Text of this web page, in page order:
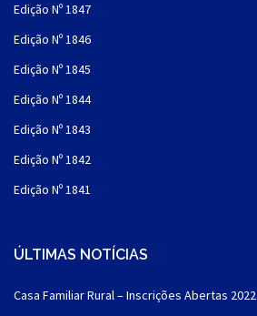
Edição Nº 1847
Edição Nº 1846
Edição Nº 1845
Edição Nº 1844
Edição Nº 1843
Edição Nº 1842
Edição Nº 1841
ÚLTIMAS NOTÍCIAS
Casa Familiar Rural – Inscrições Abertas 2022